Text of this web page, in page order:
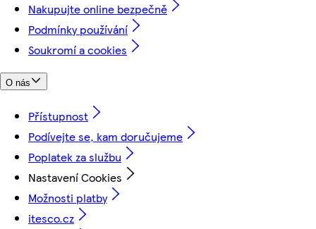
Nakupujte online bezpečně
Podmínky používání
Soukromí a cookies
O nás
Přístupnost
Podívejte se, kam doručujeme
Poplatek za službu
Nastavení Cookies
Možnosti platby
itesco.cz